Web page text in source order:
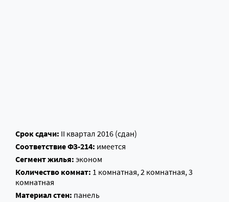
Срок сдачи: II квартал 2016 (сдан)
Соответствие ФЗ-214: имеется
Сегмент жилья: эконом
Количество комнат: 1 комнатная, 2 комнатная, 3
комнатная
Материал стен: панель